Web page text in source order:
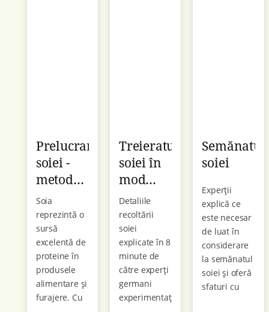
acest sens. În
acest film, vă
are loc
procesarea
boabelor de
soia la ferma
lui Johannes
Edhofer. El ...
Prelucrarea
soiei -
metode
și sfaturi
Soia
reprezintă o
sursă
excelentă de
proteine în
produsele
alimentare și
furajere. Cu
Treieratul
soiei în
mod
corespunzător
Detaliile
recoltării
soiei
explicate în 8
minute de
către experți
germani
experimentați.
Semănatul
soiei
Experții
explică ce
este necesar
de luat în
considerare
la semănatul
soiei și oferă
sfaturi cu